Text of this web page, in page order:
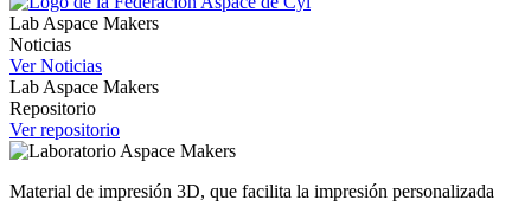
Lab Aspace Makers
Noticias
Ver Noticias
Lab Aspace Makers
Repositorio
Ver repositorio
Material de impresión 3D, que facilita la impresión personalizada